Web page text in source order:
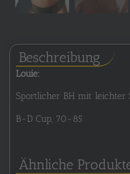
Beschreibung
Louie:
Sportlicher BH mit leichter
B-D Cup, 70-85
Ähnliche